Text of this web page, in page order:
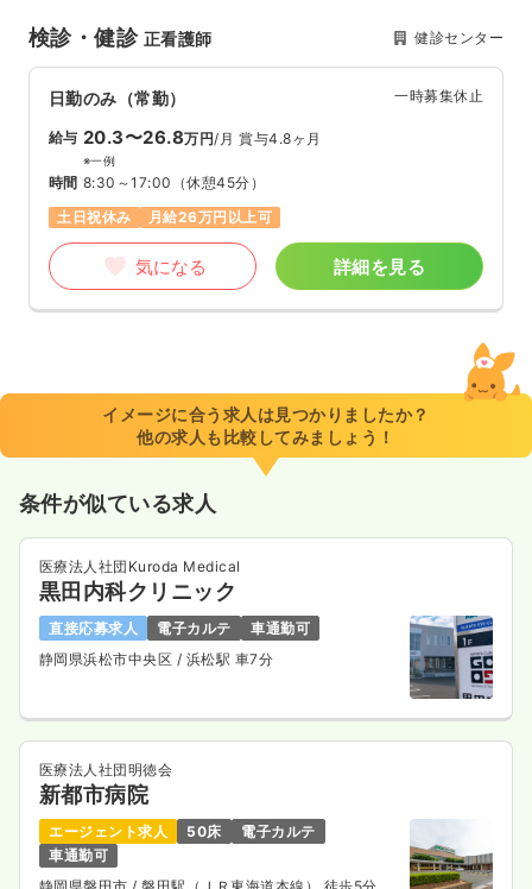
検診・健診 正看護師 健診センター
日勤のみ（常勤） 一時募集休止
給与 20.3〜26.8万円/月 賞与4.8ヶ月
※一例
時間 8:30～17:00 （休憩45分）
土日祝休み
月給26万円以上可
気になる 詳細を見る
イメージに合う求人は見つかりましたか？
他の求人も比較してみましょう！
条件が似ている求人
医療法人社団Kuroda Medical
黒田内科クリニック
直接応募求人 電子カルテ
車通勤可
静岡県浜松市中央区 / 浜松駅 車7分
医療法人社団明徳会
新都市病院
エージェント求人 50床
電子カルテ
車通勤可